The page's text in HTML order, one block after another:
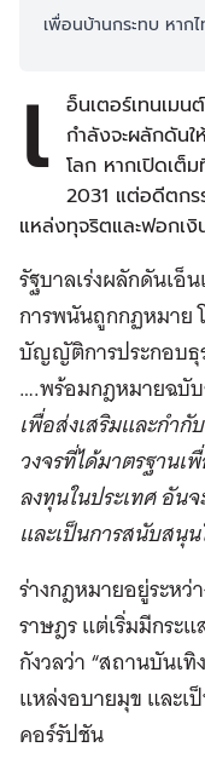
เพื่อนบ้านกระทบ หาก
เ อ็นเตอร์เทนเม
กำลังจะผลักดัน
โลก หากเปิดเต็
2031 แต่อดีตกร
แหล่งทุจริตและฟอกเ
รัฐบาลเร่งผลักดันเ
การพนันถูกกฏหมาย
บัญญัติการประกอบธุ
….พร้อมกฎหมายฉบั
เพื่อส่งเสริมและกำ
วงจรที่ได้มาตรฐานเ
ลงทุนในประเทศ อัน
และเป็นการสนับสนุน
ร่างกฎหมายอยู่ระห
ราษฎร แต่เริ่มมีกระ
กังวลว่า “สถานบันเ
แหล่งอบายมุข และ
คอร์รัปชัน